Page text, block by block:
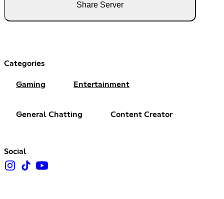
Share Server
Categories
Gaming Entertainment
General Chatting Content Creator
Social